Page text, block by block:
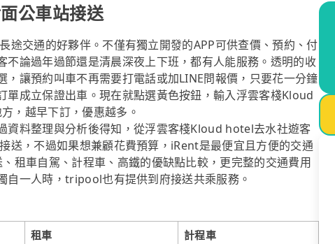
公車站接送
交通的好夥伴。不僅有獨立開發的APP可供查價、預約、付
論過年過節還是清晨深夜上下班，都有人能服務。透明的收
讓預約叫車不再需要打電話或加LINE問報價，只要花一分鐘
成立保證出車。現在就點選黃色按鈕，輸入浮雲客棧Kloud
，越早下訂，優惠越多。
資料整理與分析後得知，從浮雲客棧Kloud hotel去水社遊客
，不過如果想兼顧花費預算，iRent是最便宜且方便的交通
租車自駕、計程車、高鐵的優缺點比較，更完整的交通費用
自一人時，tripool也有提供到府接送共乘服務。
租車
計程車